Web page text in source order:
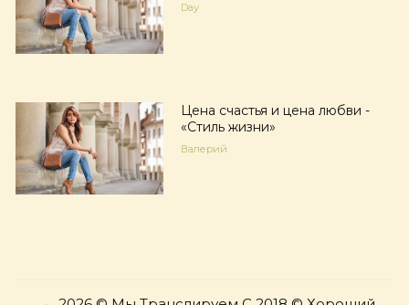
Day
Цена счастья и цена любви -
«Стиль жизни»
Валерий